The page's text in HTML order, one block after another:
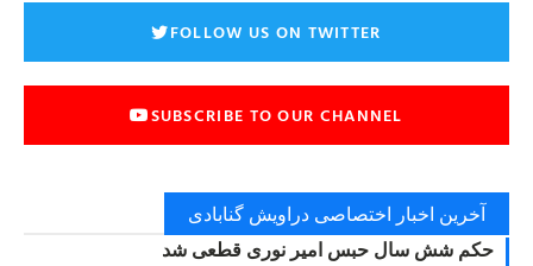
FOLLOW US ON TWITTER
SUBSCRIBE TO OUR CHANNEL
آخرین اخبار اختصاصی دراویش گنابادی
حکم شش سال حبس امیر نوری قطعی شد